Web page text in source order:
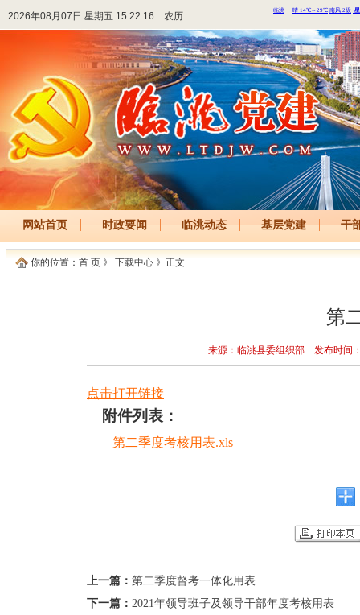
2026年08月07日 星期五 15:22:16 农历
网站首页 时政要闻 临洮动态 基层党建 干
你的位置： 首 页 》 下载中心 》正文
第
来源：临洮县委组织部 发布时间
点击打开链接
附件列表：
第二季度考核用表.xls
上一篇： 第二季度督考一体化用表
下一篇： 2021年领导班子及领导干部年度考核用表